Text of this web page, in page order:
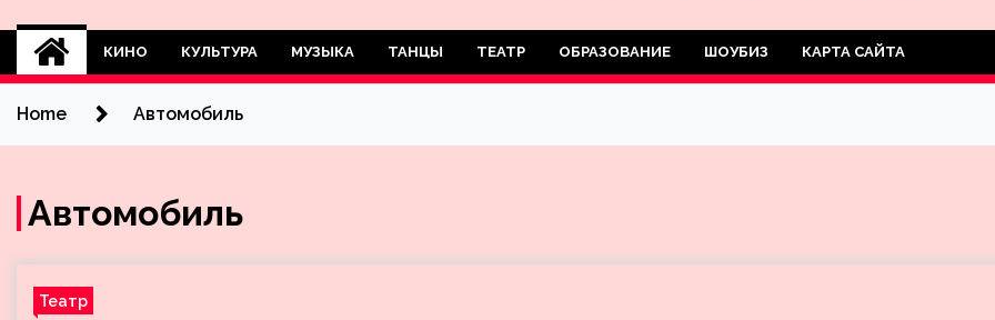
КИНО КУЛЬТУРА МУЗЫКА ТАНЦЫ ТЕАТР ОБРАЗОВАНИЕ ШОУБИЗ КАРТА САЙТА
Home Автомобиль
Автомобиль
Театр